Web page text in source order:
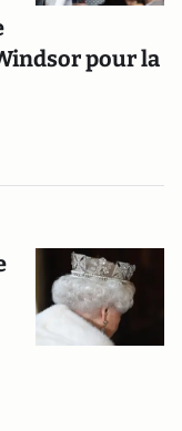
pour la